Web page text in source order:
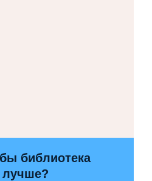
библиотека
лучше?